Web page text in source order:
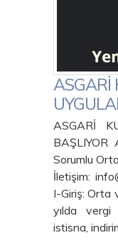
ASGARİ
ASGARİ
BAŞLIYOR
Sorumlu
İletişim:
I-Giriş: Orta
yılda vergi
istisna,